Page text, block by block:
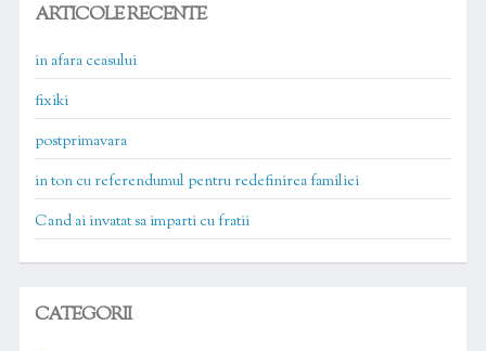
ARTICOLE RECENTE
in afara ceasului
fixiki
postprimavara
in ton cu referendumul pentru redefinirea familiei
Cand ai invatat sa imparti cu fratii
CATEGORII